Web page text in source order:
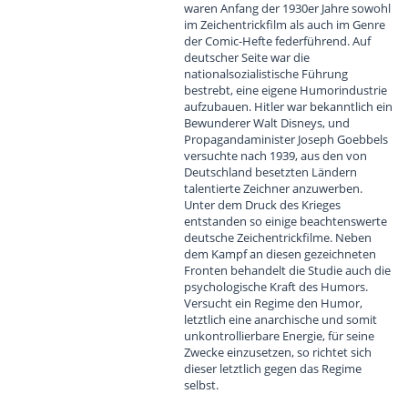
waren Anfang der 1930er Jahre sowohl
im Zeichentrickfilm als auch im Genre
der Comic-Hefte federführend. Auf
deutscher Seite war die
nationalsozialistische Führung
bestrebt, eine eigene Humorindustrie
aufzubauen. Hitler war bekanntlich ein
Bewunderer Walt Disneys, und
Propagandaminister Joseph Goebbels
versuchte nach 1939, aus den von
Deutschland besetzten Ländern
talentierte Zeichner anzuwerben.
Unter dem Druck des Krieges
entstanden so einige beachtenswerte
deutsche Zeichentrickfilme. Neben
dem Kampf an diesen gezeichneten
Fronten behandelt die Studie auch die
psychologische Kraft des Humors.
Versucht ein Regime den Humor,
letztlich eine anarchische und somit
unkontrollierbare Energie, für seine
Zwecke einzusetzen, so richtet sich
dieser letztlich gegen das Regime
selbst.